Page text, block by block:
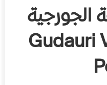
Gudauri